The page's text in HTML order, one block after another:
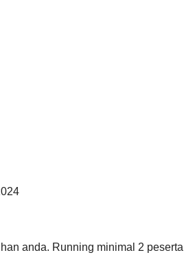
anda. Running minimal 2 peserta